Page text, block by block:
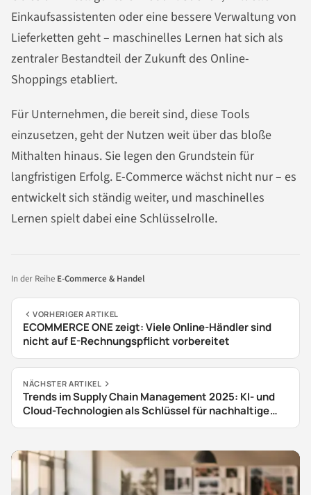
Einkaufsassistenten oder eine bessere Verwaltung von
Lieferketten geht – maschinelles Lernen hat sich als
zentraler Bestandteil der Zukunft des Online-
Shoppings etabliert.
Für Unternehmen, die bereit sind, diese Tools
einzusetzen, geht der Nutzen weit über das bloße
Mithalten hinaus. Sie legen den Grundstein für
langfristigen Erfolg. E-Commerce wächst nicht nur – es
entwickelt sich ständig weiter, und maschinelles
Lernen spielt dabei eine Schlüsselrolle.
In der Reihe E-Commerce & Handel
VORHERIGER ARTIKEL
ECOMMERCE ONE zeigt: Viele Online-Händler sind
nicht auf E-Rechnungspflicht vorbereitet
NÄCHSTER ARTIKEL
Trends im Supply Chain Management 2025: KI- und
Cloud-Technologien als Schlüssel für nachhaltige
Lieferketten